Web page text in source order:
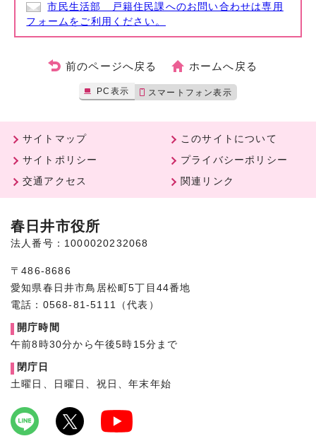
市民生活部 戸籍住民課へのお問い合わせは専用
フォームをご利用ください。
前のページへ戻る ホームへ戻る
PC表示 スマートフォン表示
サイトマップ
このサイトについて
サイトポリシー
プライバシーポリシー
交通アクセス
関連リンク
春日井市役所
法人番号：1000020232068
〒486-8686
愛知県春日井市鳥居松町5丁目44番地
電話：0568-81-5111（代表）
開庁時間
午前8時30分から午後5時15分まで
閉庁日
土曜日、日曜日、祝日、年末年始